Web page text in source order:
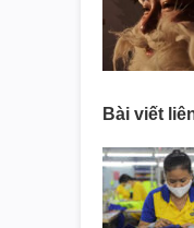
Bài viết